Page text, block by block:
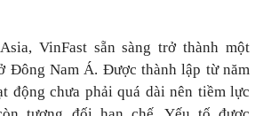
VinFast sẵn sàng trở thành một
Đông Nam Á. Được thành lập từ năm
động chưa phải quá dài nên tiềm lực